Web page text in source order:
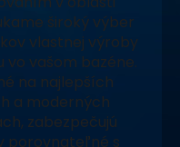
široký výber
vlastnej výroby
vo vašom bazéne.
na najlepších
a moderných
zabezpečujú
porovnateľné s